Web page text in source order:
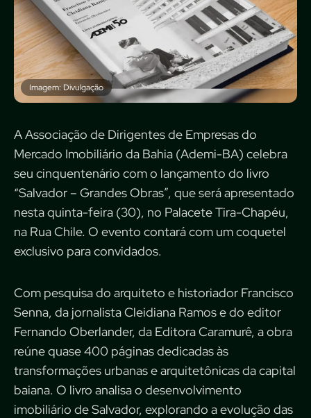
Imagem: Divulgação
A Associação de Dirigentes de Empresas do
Mercado Imobiliário da Bahia (Ademi-BA) celebra
seu cinquentenário com o lançamento do livro
“Salvador – Grandes Obras”, que será apresentado
nesta quinta-feira (30), no Palacete Tira-Chapéu,
na Rua Chile. O evento contará com um coquetel
exclusivo para convidados.
Com pesquisa do arquiteto e historiador Francisco
Senna, da jornalista Cleidiana Ramos e do editor
Fernando Oberlander, da Editora Caramurê, a obra
reúne quase 400 páginas dedicadas às
transformações urbanas e arquitetônicas da capital
baiana. O livro analisa o desenvolvimento
imobiliário de Salvador, explorando a evolução das